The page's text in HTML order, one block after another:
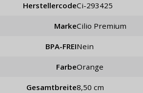
Herstellercode ci-293425
Marke Cilio Premium
BPA-FREI Nein
Farbe Orange
Gesamtbreite 8,50 cm